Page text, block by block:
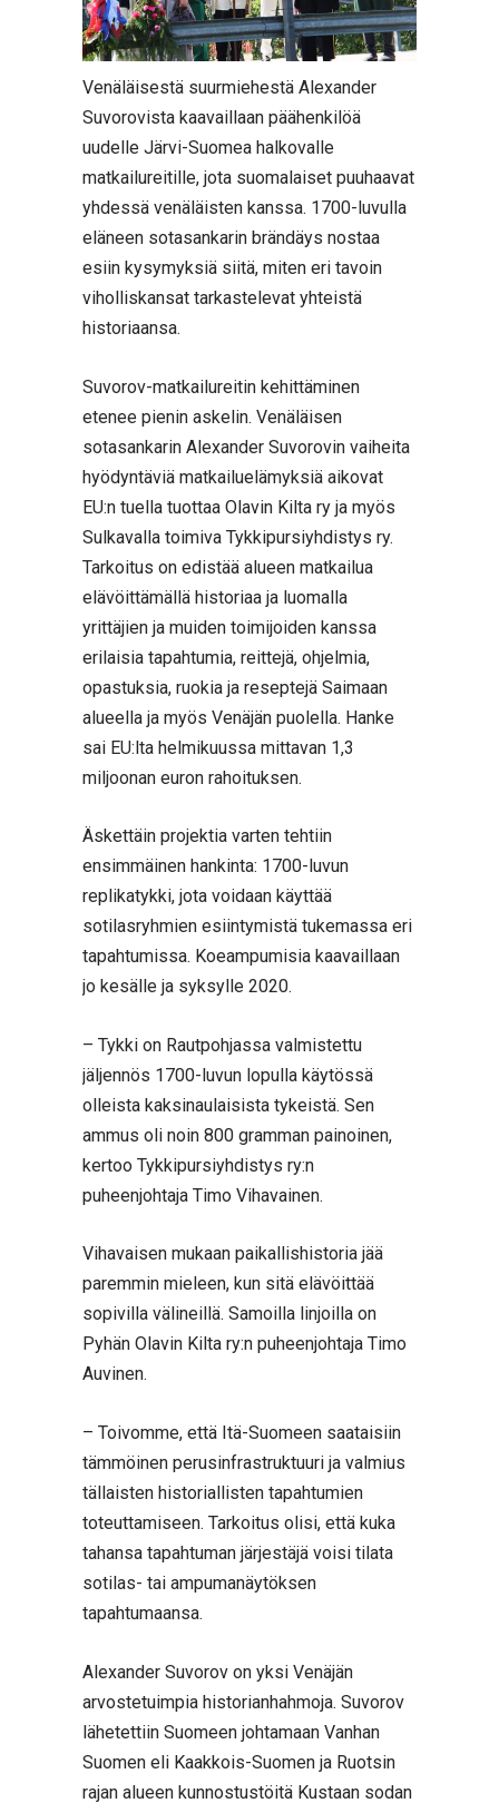
Venäläisestä suurmiehestä Alexander
Suvorovista kaavaillaan päähenkilöä
uudelle Järvi-Suomea halkovalle
matkailureitille, jota suomalaiset puuhaavat
yhdessä venäläisten kanssa. 1700-luvulla
eläneen sotasankarin brändäys nostaa
esiin kysymyksiä siitä, miten eri tavoin
viholliskansat tarkastelevat yhteistä
historiaansa.
Suvorov-matkailureitin kehittäminen
etenee pienin askelin. Venäläisen
sotasankarin Alexander Suvorovin vaiheita
hyödyntäviä matkailuelämyksiä aikovat
EU:n tuella tuottaa Olavin Kilta ry ja myös
Sulkavalla toimiva Tykkipursiyhdistys ry.
Tarkoitus on edistää alueen matkailua
elävöittämällä historiaa ja luomalla
yrittäjien ja muiden toimijoiden kanssa
erilaisia tapahtumia, reittejä, ohjelmia,
opastuksia, ruokia ja reseptejä Saimaan
alueella ja myös Venäjän puolella. Hanke
sai EU:lta helmikuussa mittavan 1,3
miljoonan euron rahoituksen.
Äskettäin projektia varten tehtiin
ensimmäinen hankinta: 1700-luvun
replikatykki, jota voidaan käyttää
sotilasryhmien esiintymistä tukemassa eri
tapahtumissa. Koeampumisia kaavaillaan
jo kesälle ja syksylle 2020.
– Tykki on Rautpohjassa valmistettu
jäljennös 1700-luvun lopulla käytössä
olleista kaksinaulaisista tykeistä. Sen
ammus oli noin 800 gramman painoinen,
kertoo Tykkipursiyhdistys ry:n
puheenjohtaja Timo Vihavainen.
Vihavaisen mukaan paikallishistoria jää
paremmin mieleen, kun sitä elävöittää
sopivilla välineillä. Samoilla linjoilla on
Pyhän Olavin Kilta ry:n puheenjohtaja Timo
Auvinen.
– Toivomme, että Itä-Suomeen saataisiin
tämmöinen perusinfrastruktuuri ja valmius
tällaisten historiallisten tapahtumien
toteuttamiseen. Tarkoitus olisi, että kuka
tahansa tapahtuman järjestäjä voisi tilata
sotilas- tai ampumanäytöksen
tapahtumaansa.
Alexander Suvorov on yksi Venäjän
arvostetuimpia historianhahmoja. Suvorov
lähetettiin Suomeen johtamaan Vanhan
Suomen eli Kaakkois-Suomen ja Ruotsin
rajan alueen kunnostustöitä Kustaan sodan